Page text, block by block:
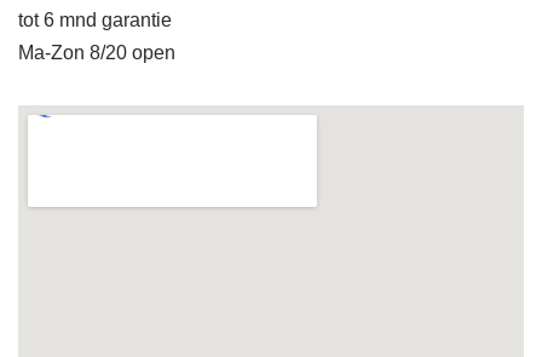
tot 6 mnd garantie
Ma-Zon 8/20 open